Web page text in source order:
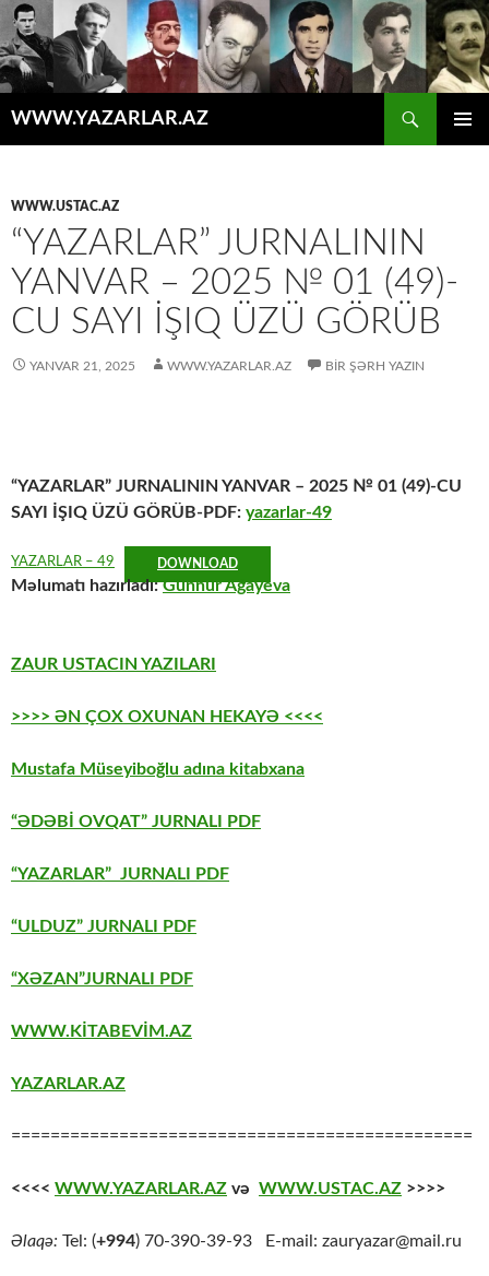
WWW.YAZARLAR.AZ
WWW.USTAC.AZ
“YAZARLAR” JURNALININ
YANVAR – 2025 № 01 (49)-
CU SAYI İŞIQ ÜZÜ GÖRÜB
YANVAR 21, 2025 WWW.YAZARLAR.AZ BIR ŞƏRH YAZIN
“YAZARLAR” JURNALININ YANVAR – 2025 № 01 (49)-CU
SAYI İŞIQ ÜZÜ GÖRÜB-PDF: yazarlar-49
YAZARLAR – 49 DOWNLOAD
Məlumatı hazırladı:Günnur Ağayeva
ZAUR USTACIN YAZILARI
>>>> ƏN ÇOX OXUNAN HEKAYƏ <<<<
Mustafa Müseyiboğlu adına kitabxana
“ƏDƏBİ OVQAT” JURNALI PDF
“YAZARLAR” JURNALI PDF
“ULDUZ” JURNALI PDF
“XƏZAN”JURNALI PDF
WWW.KİTABEVİM.AZ
YAZARLAR.AZ
===============================================
<<<< WWW.YAZARLAR.AZ və WWW.USTAC.AZ >>>>
Əlaqə: Tel: (+994) 70-390-39-93 E-mail: zauryazar@mail.ru